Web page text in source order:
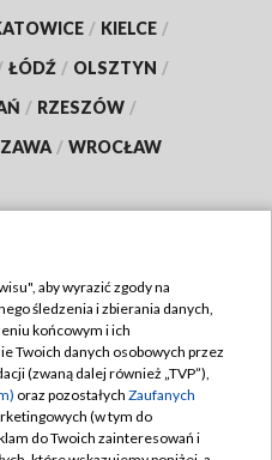
/ KIELCE /
ŁÓDŹ / OLSZTYN /
/ RZESZÓW /
/ WROCŁAW
TVP
zgody
aby wyrazić zgody na
śledzenia i zbierania danych,
końcowym i ich
Twoich danych osobowych przez
(zwaną dalej również „TVP”),
oraz pozostałych Zaufanych
(w tym do
do Twoich zainteresowań i